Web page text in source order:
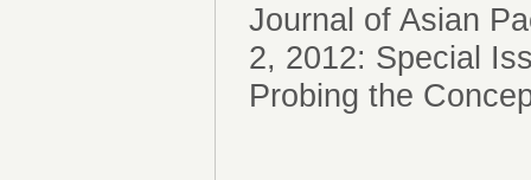
Journal of Asian
2, 2012: Special
Probing the